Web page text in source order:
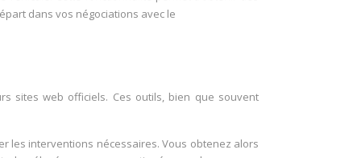
dans vos négociations avec le
sites web officiels. Ces outils, bien que souvent
les interventions nécessaires. Vous obtenez alors